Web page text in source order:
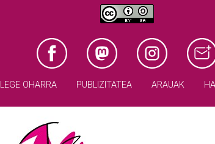
LEGE OHARRA PUBLIZITATEA ARAUAK